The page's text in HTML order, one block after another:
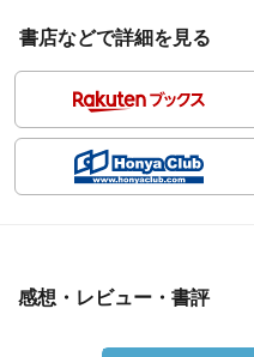
書店などで詳細を見る
感想・レビュー・書評